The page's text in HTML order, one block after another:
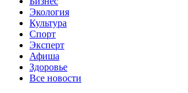
Экология
Культура
Спорт
Эксперт
Афиша
Здоровье
Все новости